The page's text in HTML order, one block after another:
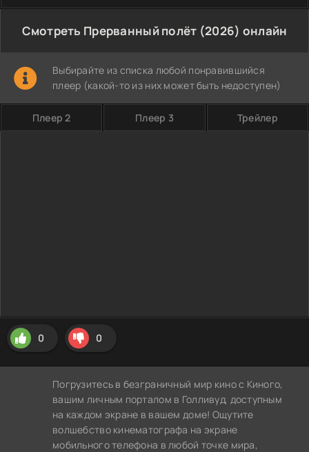
Смотреть Прерванный полёт (2026) онлайн
Выбирайте из списка любой понравившийся
плеер (какой-то из них может быть недоступен)
Плеер 2 Плеер 3 Трейлер
0 0
Погрузитесь в безграничный мир кино с Киного,
вашим личным порталом в Голливуд, доступным
на каждом экране в вашем доме! Ощутите
волшебство кинематографа на экране
мобильного телефона в любой точке мира,